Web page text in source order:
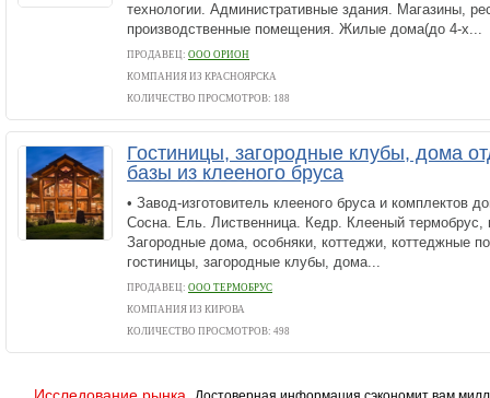
технологии. Административные здания. Магазины,
производственные помещения. Жилые дома(до 4-х...
ПРОДАВЕЦ: ООО ОРИОН
КОМПАНИЯ ИЗ КРАСНОЯРСКА
КОЛИЧЕСТВО ПРОСМОТРОВ: 188
Гостиницы, загородные клубы, дома
базы из клееного бруса
• Завод-изготовитель клееного бруса и комплектов
Сосна. Ель. Лиственница. Кедр. Клееный термобрус,
Загородные дома, особняки, коттеджи, коттеджные
гостиницы, загородные клубы, дома...
ПРОДАВЕЦ: ООО ТЕРМОБРУС
КОМПАНИЯ ИЗ КИРОВА
КОЛИЧЕСТВО ПРОСМОТРОВ: 498